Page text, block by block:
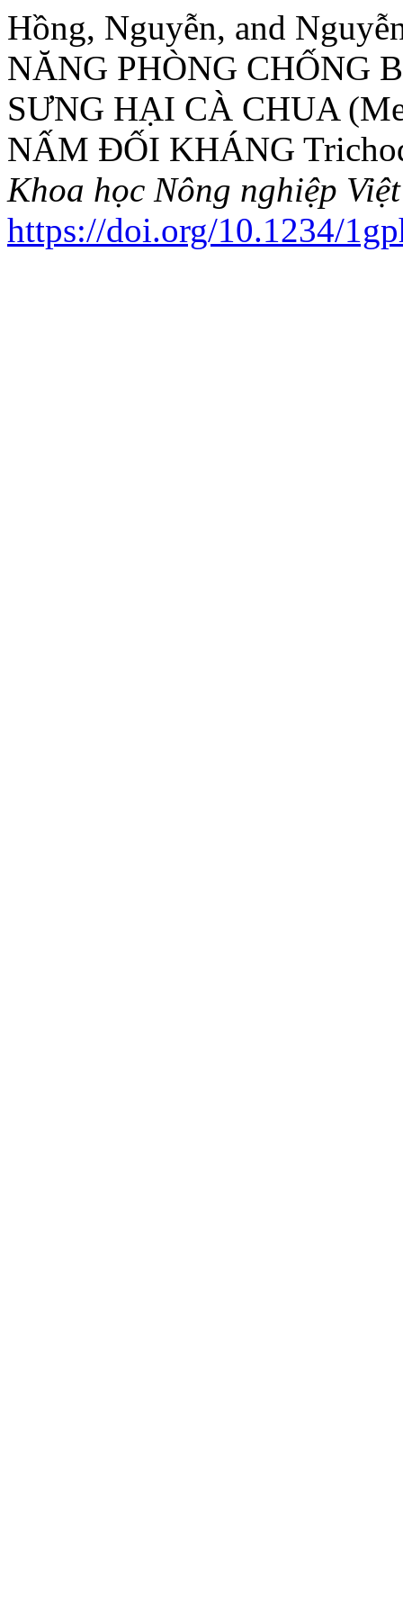
Hồng, Nguyễn, and
NĂNG PHÒNG CHỐNG
SƯNG HẠI CÀ CHUA
NẤM ĐỐI KHÁNG
Khoa học Nông nghiệp
https://doi.org/10.1234/